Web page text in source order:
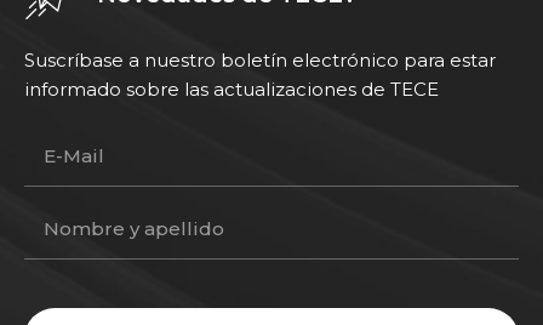
Suscríbase a nuestro boletín electrónico para estar
informado sobre las actualizaciones de TECE